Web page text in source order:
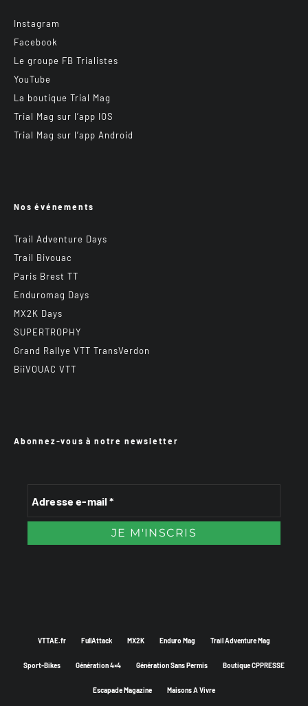
Instagram
Facebook
Le groupe FB Trialistes
YouTube
La boutique Trial Mag
Trial Mag sur l’app IOS
Trial Mag sur l’app Android
Nos événements
Trail Adventure Days
Trail Bivouac
Paris Brest TT
Enduromag Days
MX2K Days
SUPERTROPHY
Grand Rallye VTT TransVerdon
BiiVOUAC VTT
Abonnez-vous à notre newsletter
VTTAE.fr FullAttack MX2K Enduro Mag Trail Adventure Mag
Sport-Bikes Génération 4×4 Génération Sans Permis Boutique CPPRESSE
Escapade Magazine Maisons A Vivre